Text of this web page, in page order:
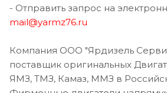
- Отправить запрос на
mail@yarmz76.ru
Компания ООО "Ярдизель
поставщик оригинальных
ЯМЗ, ТМЗ, Камаз, ММЗ в